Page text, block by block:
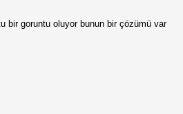
bir goruntu oluyor bunun bir çözümü var